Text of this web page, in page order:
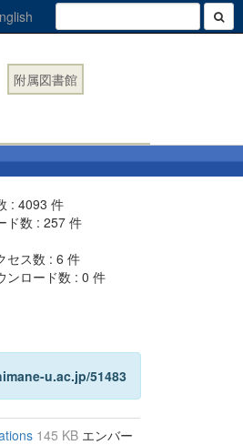
附属図書館
:4093 件
ド数 :257 件
セス数 :6 件
ンロード数 :0 件
u.ac.jp/51483
145 KB エンバー